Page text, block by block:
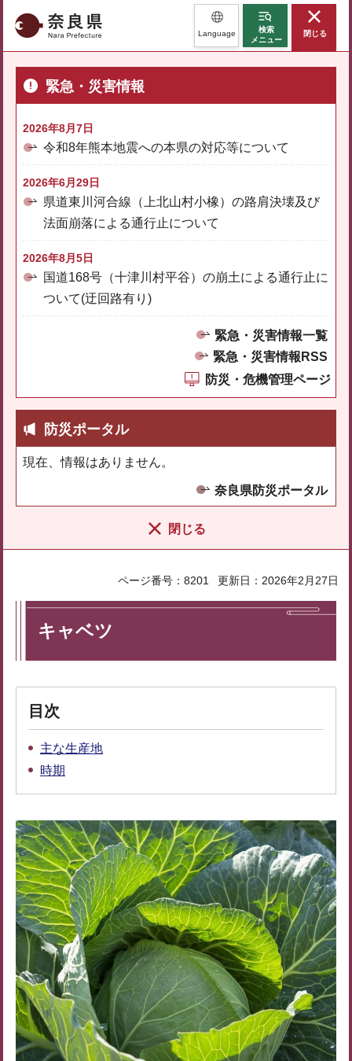
奈良県 Language
検索
メニュー
閉じる
緊急・災害情報
2026年8月7日
令和8年熊本地震への本県の対応等について
2026年6月29日
県道東川河合線（上北山村小橡）の路肩決壊及び
法面崩落による通行止について
2026年8月5日
国道168号（十津川村平谷）の崩土による通行止に
ついて(迂回路有り)
緊急・災害情報一覧
緊急・災害情報RSS
防災・危機管理ページ
防災ポータル
現在、情報はありません。
奈良県防災ポータル
閉じる
ページ番号：8201 更新日：2026年2月27日
キャベツ
目次
主な生産地
時期